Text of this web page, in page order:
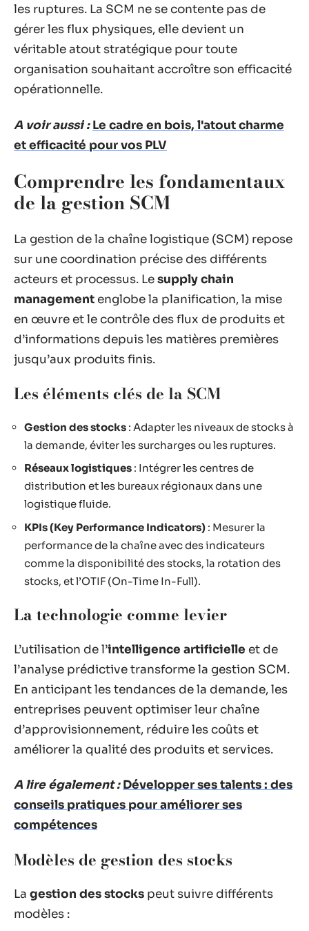
les ruptures. La SCM ne se contente pas de
gérer les flux physiques, elle devient un
véritable atout stratégique pour toute
organisation souhaitant accroître son efficacité
opérationnelle.
A voir aussi : Le cadre en bois, l'atout charme
et efficacité pour vos PLV
Comprendre les fondamentaux
de la gestion SCM
La gestion de la chaîne logistique (SCM) repose
sur une coordination précise des différents
acteurs et processus. Lesupply chain
management englobe la planification, la mise
en œuvre et le contrôle des flux de produits et
d’informations depuis les matières premières
jusqu’aux produits finis.
Les éléments clés de la SCM
Gestion des stocks : Adapter les niveaux de stocks à
la demande, éviter les surcharges ou les ruptures.
Réseaux logistiques : Intégrer les centres de
distribution et les bureaux régionaux dans une
logistique fluide.
KPIs (Key Performance Indicators) : Mesurer la
performance de la chaîne avec des indicateurs
comme la disponibilité des stocks, la rotation des
stocks, et l’OTIF (On-Time In-Full).
La technologie comme levier
L’utilisation de l’intelligence artificielle et de
l’analyse prédictive transforme la gestion SCM.
En anticipant les tendances de la demande, les
entreprises peuvent optimiser leur chaîne
d’approvisionnement, réduire les coûts et
améliorer la qualité des produits et services.
A lire également : Développer ses talents : des
conseils pratiques pour améliorer ses
compétences
Modèles de gestion des stocks
La gestion des stocks peut suivre différents
modèles :